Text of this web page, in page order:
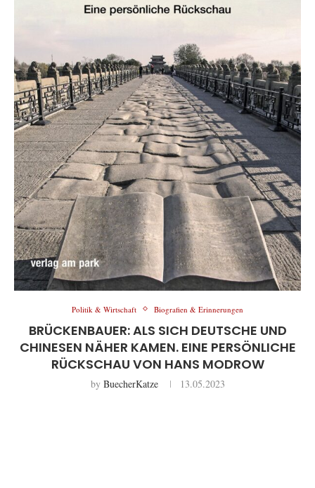
Politik & Wirtschaft Biografien & Erinnerungen
BRÜCKENBAUER: ALS SICH DEUTSCHE UND
CHINESEN NÄHER KAMEN. EINE PERSÖNLICHE
RÜCKSCHAU VON HANS MODROW
by BuecherKatze 13.05.2023